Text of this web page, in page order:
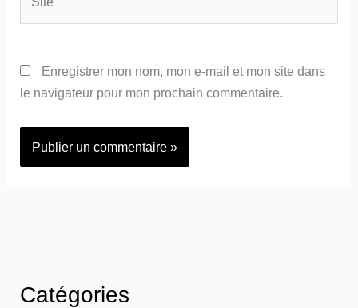
Enregistrer mon nom, mon e-mail et mon site dans
le navigateur pour mon prochain commentaire.
Catégories